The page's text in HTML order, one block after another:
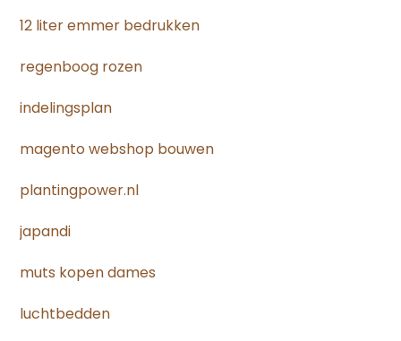
12 liter emmer bedrukken
regenboog rozen
indelingsplan
magento webshop bouwen
plantingpower.nl
japandi
muts kopen dames
luchtbedden